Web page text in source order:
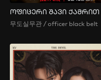
ოფიცერი შავი ქამრით
무도실무관 / officer black belt